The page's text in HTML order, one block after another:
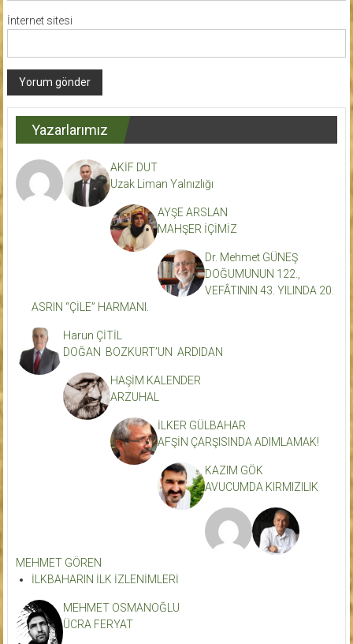
İnternet sitesi
Yazarlarımız
AKİF DUT
Uzak Liman Yalnızlığı
AYŞE ARSLAN
MAHŞER İÇİMİZ
Dr. Mehmet GÜNEŞ
DOĞUMUNUN 122.,
VEFÂTININ 43. YILINDA 20.
ASRIN “ÇİLE” HARMANI.
Harun ÇİTİL
DOĞAN BOZKURT’UN ARDIDAN
HAŞİM KALENDER
ARZUHAL
İLKER GÜLBAHAR
AFŞİN ÇARŞISINDA ADIMLAMAK!
KAZIM GÖK
AVUCUMDA KIRMIZILIK
MEHMET GÖREN
İLKBAHARIN İLK İZLENİMLERİ
MEHMET OSMANOĞLU
ÜCRA FERYAT